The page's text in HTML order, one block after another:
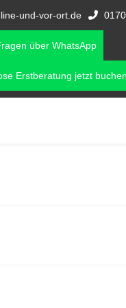
und-vor-ort.de
über WhatsApp
Erstberatung jetzt
als